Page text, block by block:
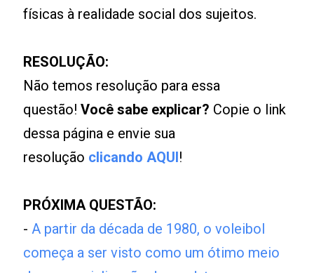
físicas à realidade social dos sujeitos.
RESOLUÇÃO:
Não temos resolução para essa
questão!Você sabe explicar? Copie o link
dessa página e envie sua
resolução clicando AQUI!
PRÓXIMA QUESTÃO:
- A partir da década de 1980, o voleibol
começa a ser visto como um ótimo meio